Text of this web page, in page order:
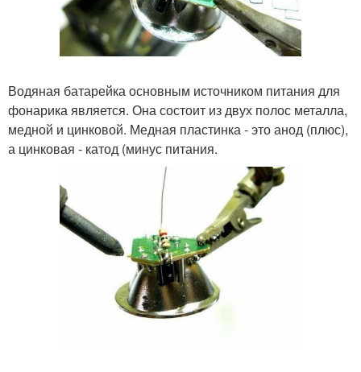
Водяная батарейка основным источником питания для
фонарика является. Она состоит из двух полос металла,
медной и цинковой. Медная пластинка - это анод (плюс),
а цинковая - катод (минус питания.